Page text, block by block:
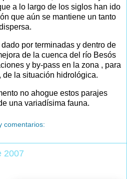
a lo largo de los siglos han ido
que aún se mantiene un tanto
por terminadas y dentro de
de la cuenca del río Besós
y by-pass en la zona , para
de la situación hidrológica.
no ahogue estos parajes
una variadísima fauna.
comentarios:
2007